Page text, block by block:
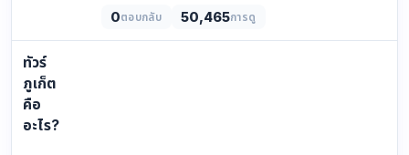
0ตอบกลับ 50,465การดู
ทัวร์
ภูเก็ต
คือ
อะไร?